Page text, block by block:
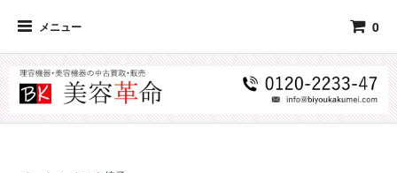
メニュー 0